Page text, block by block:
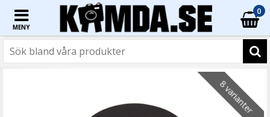
MENY
0
8 varianter